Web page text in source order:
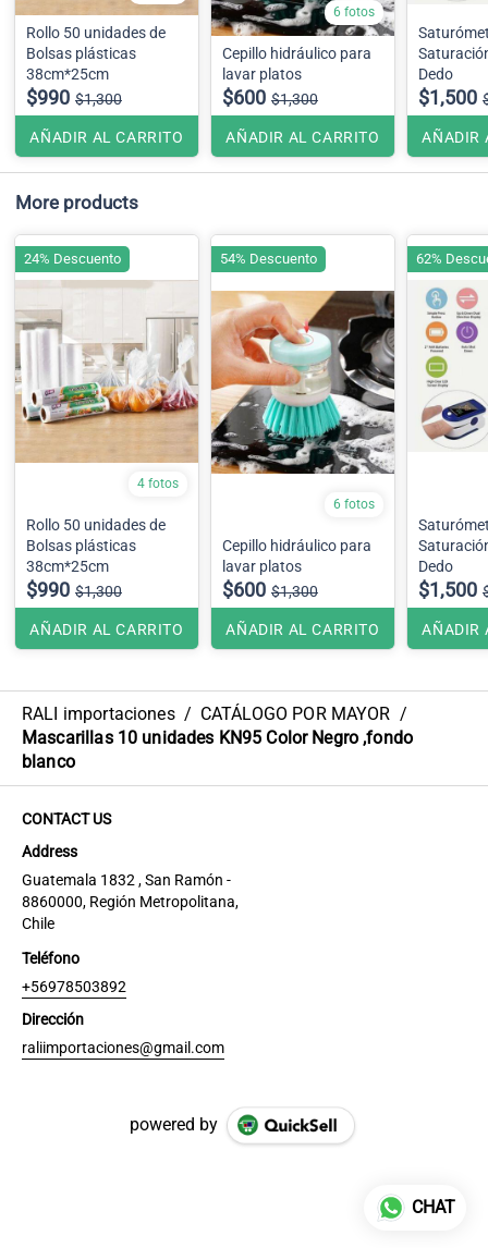
Rollo 50 unidades de
Bolsas plásticas
38cm*25cm
$990 $1,300
AÑADIR AL CARRITO
6 fotos
Cepillo hidráulico para
lavar platos
$600 $1,300
AÑADIR AL CARRITO
Dedo
$1,500
AÑADIR
More products
4 fotos
Rollo 50 unidades de
Bolsas plásticas
38cm*25cm
$990 $1,300
AÑADIR AL CARRITO
24% Descuento
6 fotos
Cepillo hidráulico para
lavar platos
$600 $1,300
AÑADIR AL CARRITO
54% Descuento
Dedo
$1,500
AÑADIR
62%
RALI importaciones / CATÁLOGO POR MAYOR /
Mascarillas 10 unidades KN95 Color Negro ,fondo
blanco
CONTACT US
Address
Guatemala 1832 , San Ramón -
8860000, Región Metropolitana,
Chile
Teléfono
+56978503892
Dirección
raliimportaciones@gmail.com
powered by
CHAT